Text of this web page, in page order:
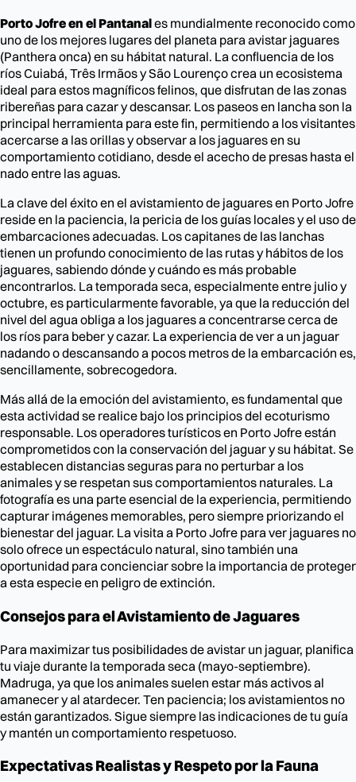
Porto Jofre en el Pantanales mundialmente reconocido como
uno de los mejores lugares del planeta para avistar jaguares
(Panthera onca) en su hábitat natural. La confluencia de los
ríos Cuiabá, Três Irmãos y São Lourenço crea un ecosistema
ideal para estos magníficos felinos, que disfrutan de las zonas
ribereñas para cazar y descansar. Los paseos en lancha son la
principal herramienta para este fin, permitiendo a los visitantes
acercarse a las orillas y observar a los jaguares en su
comportamiento cotidiano, desde el acecho de presas hasta el
nado entre las aguas.
La clave del éxito en el avistamiento de jaguares en Porto Jofre
reside en la paciencia, la pericia de los guías locales y el uso de
embarcaciones adecuadas. Los capitanes de las lanchas
tienen un profundo conocimiento de las rutas y hábitos de los
jaguares, sabiendo dónde y cuándo es más probable
encontrarlos. La temporada seca, especialmente entre julio y
octubre, es particularmente favorable, ya que la reducción del
nivel del agua obliga a los jaguares a concentrarse cerca de
los ríos para beber y cazar. La experiencia de ver a un jaguar
nadando o descansando a pocos metros de la embarcación es,
sencillamente, sobrecogedora.
Más allá de la emoción del avistamiento, es fundamental que
esta actividad se realice bajo los principios del ecoturismo
responsable. Los operadores turísticos en Porto Jofre están
comprometidos con la conservación del jaguar y su hábitat. Se
establecen distancias seguras para no perturbar a los
animales y se respetan sus comportamientos naturales. La
fotografía es una parte esencial de la experiencia, permitiendo
capturar imágenes memorables, pero siempre priorizando el
bienestar del jaguar. La visita a Porto Jofre para ver jaguares no
solo ofrece un espectáculo natural, sino también una
oportunidad para concienciar sobre la importancia de proteger
a esta especie en peligro de extinción.
Consejos para el Avistamiento de Jaguares
Para maximizar tus posibilidades de avistar un jaguar, planifica
tu viaje durante la temporada seca (mayo-septiembre).
Madruga, ya que los animales suelen estar más activos al
amanecer y al atardecer. Ten paciencia; los avistamientos no
están garantizados. Sigue siempre las indicaciones de tu guía
y mantén un comportamiento respetuoso.
Expectativas Realistas y Respeto por la Fauna